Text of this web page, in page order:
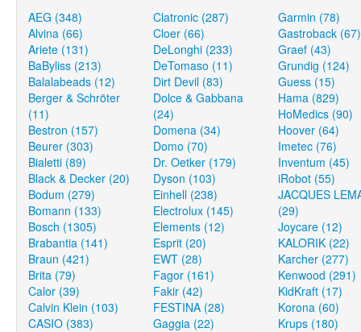
AEG (348)
Alvina (66)
Ariete (131)
BaByliss (213)
Balalabeads (12)
Berger & Schröter
(11)
Bestron (157)
Beurer (303)
Bialetti (89)
Black & Decker (20)
Bodum (279)
Bomann (133)
Bosch (1305)
Brabantia (141)
Braun (421)
Brita (79)
Calor (39)
Calvin Klein (103)
CASIO (383)
Clatronic (287)
Cloer (66)
DeLonghi (233)
DeTomaso (11)
Dirt Devil (83)
Dolce & Gabbana
(24)
Domena (34)
Domo (70)
Dr. Oetker (179)
Dyson (103)
Einhell (238)
Electrolux (145)
Elements (12)
Esprit (20)
EWT (28)
Fagor (161)
Fakir (42)
FESTINA (28)
Gaggia (22)
Garmin (78)
Gastroback (67)
Graef (43)
Grundig (124)
Guess (15)
Hama (829)
HoMedics (90)
Hoover (64)
Imetec (76)
Inventum (45)
iRobot (55)
JACQUES
(29)
Joycare (12)
KALORIK (22)
Karcher (277)
Kenwood (291)
KidKraft (17)
Korona (60)
Krups (180)